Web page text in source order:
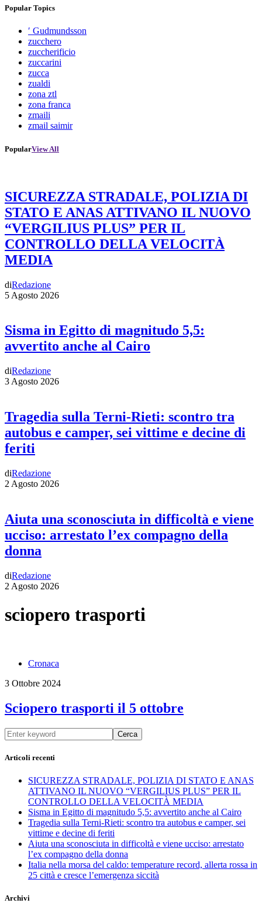
Popular Topics
′ Gudmundsson
zucchero
zuccherificio
zuccarini
zucca
zualdi
zona ztl
zona franca
zmaili
zmail saimir
PopularView All
SICUREZZA STRADALE, POLIZIA DI
STATO E ANAS ATTIVANO IL NUOVO
“VERGILIUS PLUS” PER IL
CONTROLLO DELLA VELOCITÀ
MEDIA
diRedazione
5 Agosto 2026
Sisma in Egitto di magnitudo 5,5:
avvertito anche al Cairo
diRedazione
3 Agosto 2026
Tragedia sulla Terni-Rieti: scontro tra
autobus e camper, sei vittime e decine di
feriti
diRedazione
2 Agosto 2026
Aiuta una sconosciuta in difficoltà e viene
ucciso: arrestato l’ex compagno della
donna
diRedazione
2 Agosto 2026
sciopero trasporti
Cronaca
3 Ottobre 2024
Sciopero trasporti il 5 ottobre
Cerca
Articoli recenti
SICUREZZA STRADALE, POLIZIA DI STATO E ANAS
ATTIVANO IL NUOVO “VERGILIUS PLUS” PER IL
CONTROLLO DELLA VELOCITÀ MEDIA
Sisma in Egitto di magnitudo 5,5: avvertito anche al Cairo
Tragedia sulla Terni-Rieti: scontro tra autobus e camper, sei
vittime e decine di feriti
Aiuta una sconosciuta in difficoltà e viene ucciso: arrestato
l’ex compagno della donna
Italia nella morsa del caldo: temperature record, allerta rossa in
25 città e cresce l’emergenza siccità
Archivi